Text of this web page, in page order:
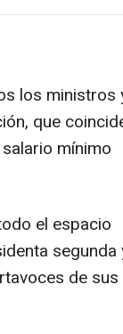
los ministros
que
mínimo
el espacio
segunda
de sus